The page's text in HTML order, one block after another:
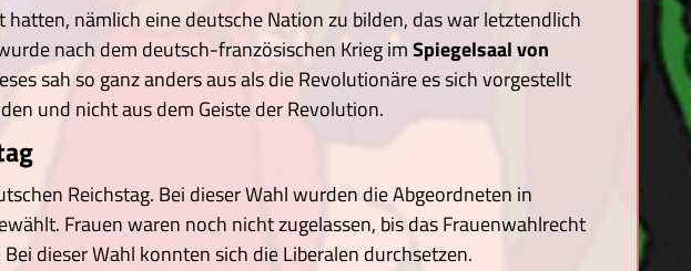
nämlich eine deutsche Nation zu bilden, das war letztendlich
nach dem deutsch-französischen Krieg imSpiegelsaal von
sah so ganz anders aus als die Revolutionäre es sich vorgestellt
und nicht aus dem Geiste der Revolution.
Reichstag. Bei dieser Wahl wurden die Abgeordneten in
Frauen waren noch nicht zugelassen, bis das Frauenwahlrecht
dieser Wahl konnten sich die Liberalen durchsetzen.